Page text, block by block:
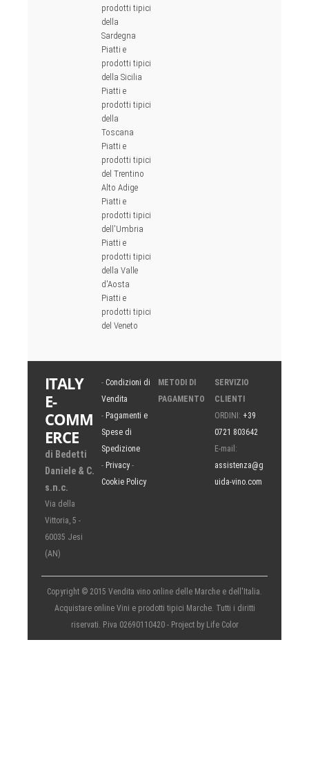
prodotti tipici
della
Sardegna
Piatti e
prodotti tipici
della Sicilia
Piatti e
prodotti tipici
della
Toscana
Piatti e
prodotti tipici
del Trentino
Alto Adige
Piatti e
prodotti tipici
dell'Umbria
Piatti e
prodotti tipici
della Valle
d'Aosta
Piatti e
prodotti tipici
del Veneto
ITALY
E-
COMM
ERCE
di Bedetti
Daniele & C.
s.n.c.
Via della
Vittoria, 5 -
60035 Jesi
(AN)
- Condizioni di
Vendita
- Pagamenti e
Spese di
Spedizione
- Privacy -
Cookie Policy
METODI DI
PAGAMENTO
SERVIZIO
CLIENTI
ORDINI: +39
0721 803642
E-mail:
assistenza@g
uida-vino.com
Copyright © 2015 Vendita vino online delle Marche e dell'Italia.
Acquistare online Vini e prodotti tipici Marche. Tutti i diritti
riservati. P.iva 02690110420 - Project by Life Color